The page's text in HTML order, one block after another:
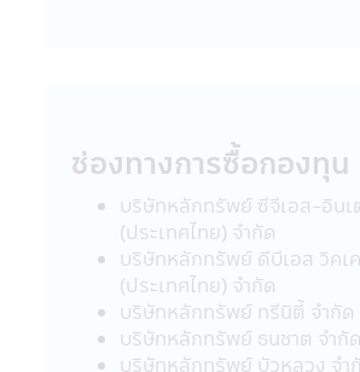
หลักประกัน
• สำหรับการลงทุนในกองทุนรวมเ
เลี้ยงชีพ และกองทุนรวมหุ้นระยะ
หน่วยลงทุน (ของกองทุนรวม) จะต้
ตามเงื่อนไขการลงทุน และเงื่อนไข
กรมสรรพากรอย่างเคร่งครัดทุกปร
สามารถศึกษาได้จากคู่มือการลงทุน
จัดการได้จัดให้) มิฉะนั้นผู้ลงทุนจะไ
ประโยชน์ทางภาษี และ/หรือ ผู้ลง
ช่องทางการซื้อกองทุน
บริษัทหลักทรัพย์ ซีจีเอส-อินเ
(ประเทศไทย) จำกัด
บริษัทหลักทรัพย์ ดีบีเอส วิคเ
(ประเทศไทย) จำกัด
บริษัทหลักทรัพย์ ทรีนิตี้ จำกัด
บริษัทหลักทรัพย์ ธนชาต จำกั
บริษัทหลักทรัพย์ บัวหลวง จำ